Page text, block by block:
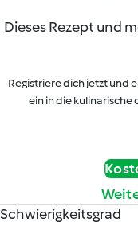
Dieses Rezept und
Registriere dich jetzt und
ein in die
Schwierigkeitsgrad